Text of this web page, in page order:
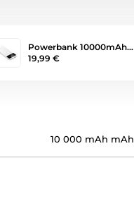
Powerbank 10000mAh…
19,99 €
10 000 mAh mAh